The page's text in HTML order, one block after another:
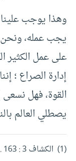
وهذا يوجب علينا
يجب عمله،
على عمل الكثير
إدارة الصراع ؛
القوة، فهل نسعى
يصطلي العالم
(1) الكشاف 3 : 163 .